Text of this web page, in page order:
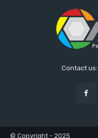
Contact us:
© Copyright - 2025